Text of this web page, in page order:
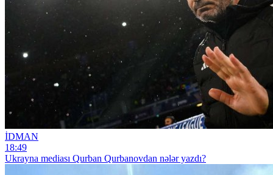
İDMAN
18:49
Ukrayna mediası Qurban Qurbanovdan nələr yazdı?